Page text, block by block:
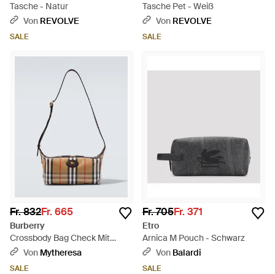
Tasche - Natur
Von REVOLVE
SALE
Tasche Pet - Weiß
Von REVOLVE
SALE
Fr. 832Fr. 665
Burberry
Crossbody Bag Check Mit
Leder - Weiß
Von Mytheresa
SALE
Fr. 705Fr. 371
Etro
Arnica M Pouch - Schwarz
Von Balardi
SALE